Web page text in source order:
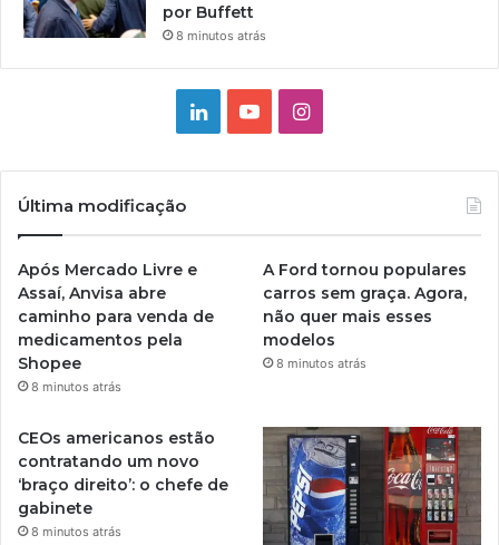
por Buffett
8 minutos atrás
LinkedinYouTubeInstagram
Última modificação
Após Mercado Livre e
Assaí, Anvisa abre
caminho para venda de
medicamentos pela
Shopee
8 minutos atrás
A Ford tornou populares
carros sem graça. Agora,
não quer mais esses
modelos
8 minutos atrás
CEOs americanos estão
contratando um novo
‘braço direito’: o chefe de
gabinete
8 minutos atrás